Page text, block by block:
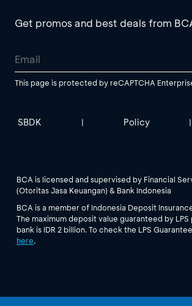
Get promos and best deals from
This page is protected by reCAPTCHA
SBDK | Policy |
BCA is licensed and supervised by Financial
(Otoritas Jasa Keuangan) & Bank Indonesia
BCA is a member of Indonesia Deposit
The maximum deposit value guaranteed by
bank is IDR 2 billion. To check the LPS
here.